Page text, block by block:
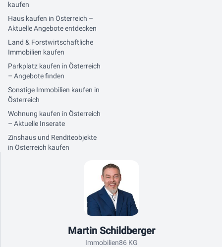
kaufen
Haus kaufen in Österreich –
Aktuelle Angebote entdecken
Land & Forstwirtschaftliche
Immobilien kaufen
Parkplatz kaufen in Österreich
– Angebote finden
Sonstige Immobilien kaufen in
Österreich
Wohnung kaufen in Österreich
– Aktuelle Inserate
Zinshaus und Renditeobjekte
in Österreich kaufen
Martin Schildberger
Immobilien86 KG